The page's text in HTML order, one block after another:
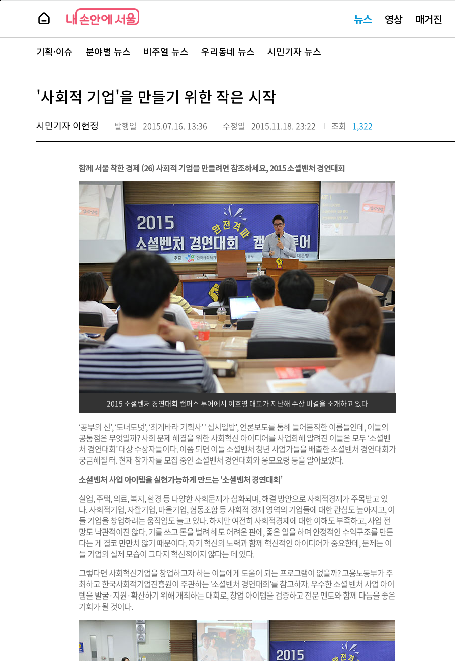
본
뉴
스 요뉴스 영상 매거진
뉴
스
주
서
바
로
기획·이슈 분야별 뉴스 비주얼 뉴스 우리동네 뉴스 시민기자 뉴스
'사회적 기업'을 만들기 위한 작은 시작
시민기자 이현정 발행일 2015.07.16. 13:36 수정일 2015.11.18. 23:22 조회 1,322
함께 서울 착한 경제 (26) 사회적 기업을 만들려면 참조하세요, 2015 소셜벤처 경연대회
2015 소셜벤처 경연대회 캠퍼스 투어에서 이호영 대표가 지난해 수상 비결을 소개하고 있다
‘공부의 신’, ‘도너도넛’, ‘최게바라 기획사’ ‘ 십시일밥’, 언론보도를 통해 들어봄직한 이름들인데, 이들의
공통점은 무엇일까? 사회 문제 해결을 위한 사회혁신 아이디어를 사업화해 알려진 이들은 모두 ‘소셜벤
처 경연대회’ 대상 수상자들이다. 이쯤 되면 이들 소셜벤처 청년 사업가들을 배출한 소셜벤처 경연대회가
궁금해질 터. 현재 참가자를 모집 중인 소셜벤처 경연대회와 응모요령 등을 알아보았다.
소셜벤처 사업 아이템을 실현가능하게 만드는 ‘소셜벤처 경연대회’
실업, 주택, 의료, 복지, 환경 등 다양한 사회문제가 심화되며, 해결 방안으로 사회적경제가 주목받고 있
다. 사회적기업, 자활기업, 마을기업, 협동조합 등 사회적 경제 영역의 기업들에 대한 관심도 높아지고, 이
들 기업을 창업하려는 움직임도 늘고 있다. 하지만 여전히 사회적경제에 대한 이해도 부족하고, 사업 전
망도 낙관적이진 않다. 기를 쓰고 돈을 벌려 해도 어려운 판에, 좋은 일을 하며 안정적인 수익구조를 만든
다는 게 결코 만만치 않기 때문이다. 자기 혁신의 노력과 함께 혁신적인 아이디어가 중요한데, 문제는 이
들 기업의 실제 모습이 그다지 혁신적이지 않다는 데 있다.
그렇다면 사회혁신기업을 창업하고자 하는 이들에게 도움이 되는 프로그램이 없을까? 고용노동부가 주
최하고 한국사회적기업진흥원이 주관하는 ‘소셜벤처 경연대회’를 참고하자. 우수한 소셜 벤처 사업 아이
템을 발굴·지원·확산하기 위해 개최하는 대회로, 창업 아이템을 검증하고 전문 멘토와 함께 다듬을 좋은
기회가 될 것이다.
페